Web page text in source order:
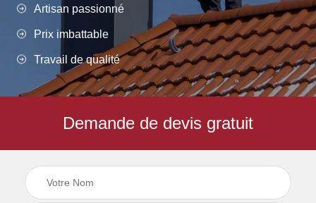
Artisan passionné
Prix imbattable
Travail de qualité
Demande de devis gratuit